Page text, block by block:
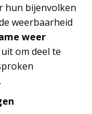
hun bijenvolken
weerbaarheid
weer
om deel te